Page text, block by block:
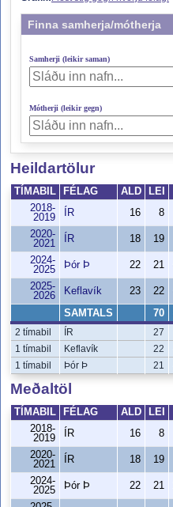
Finna samherja/mótherja
Samherji (leikir saman)
Mótherji (leikir gegn)
Heildartölur
TÍMABIL FÉLAG ALD LEI
2018-
2019
ÍR 16 8
2020-
2021
ÍR 18 19
2024-
2025
Þór Þ 22 21
2025-
2026
Keflavík 23 22
SAMTALS 70
2 tímabil ÍR 27
1 tímabil
Keflavík 22
1 tímabil
Þór Þ 21
Meðaltöl
TÍMABIL FÉLAG ALD LEI
2018-
2019
ÍR 16 8
2020-
2021
ÍR 18 19
2024-
2025
Þór Þ 22 21